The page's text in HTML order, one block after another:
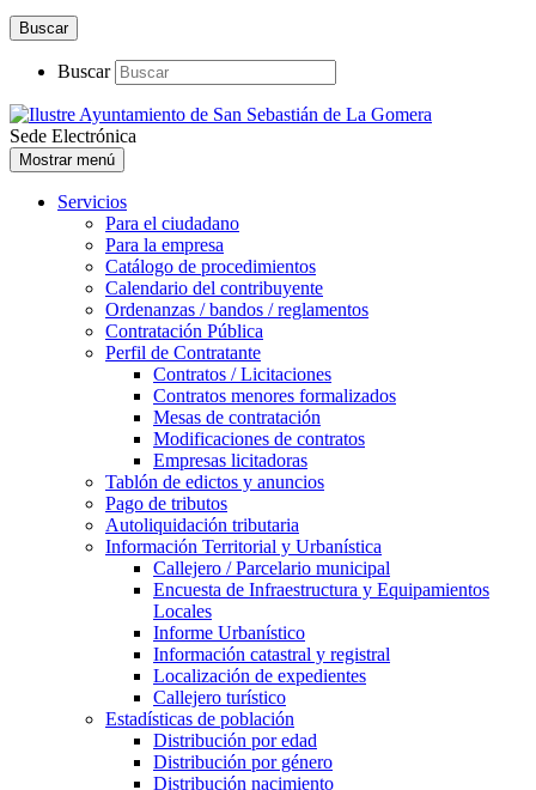
Buscar
Buscar
Sede Electrónica
Mostrar menú
Servicios
Para el ciudadano
Para la empresa
Catálogo de procedimientos
Calendario del contribuyente
Ordenanzas / bandos / reglamentos
Contratación Pública
Perfil de Contratante
Contratos / Licitaciones
Contratos menores formalizados
Mesas de contratación
Modificaciones de contratos
Empresas licitadoras
Tablón de edictos y anuncios
Pago de tributos
Autoliquidación tributaria
Información Territorial y Urbanística
Callejero / Parcelario municipal
Encuesta de Infraestructura y Equipamientos
Locales
Informe Urbanístico
Información catastral y registral
Localización de expedientes
Callejero turístico
Estadísticas de población
Distribución por edad
Distribución por género
Distribución nacimiento